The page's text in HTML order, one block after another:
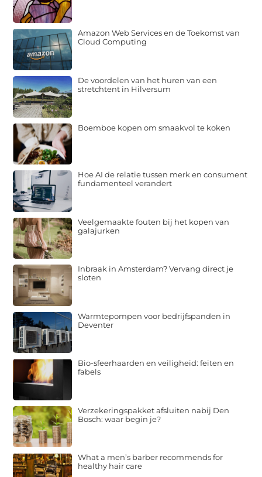
Amazon Web Services en de Toekomst van
Cloud Computing
De voordelen van het huren van een
stretchtent in Hilversum
Boemboe kopen om smaakvol te koken
Hoe AI de relatie tussen merk en consument
fundamenteel verandert
Veelgemaakte fouten bij het kopen van
galajurken
Inbraak in Amsterdam? Vervang direct je
sloten
Warmtepompen voor bedrijfspanden in
Deventer
Bio-sfeerhaarden en veiligheid: feiten en
fabels
Verzekeringspakket afsluiten nabij Den
Bosch: waar begin je?
What a men’s barber recommends for
healthy hair care